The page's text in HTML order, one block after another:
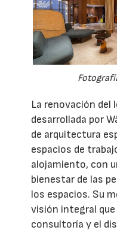
La renovación del
desarrollada por
de arquitectura
espacios de
alojamiento, con
bienestar de las
los espacios. Su
visión integral que
consultoría y el